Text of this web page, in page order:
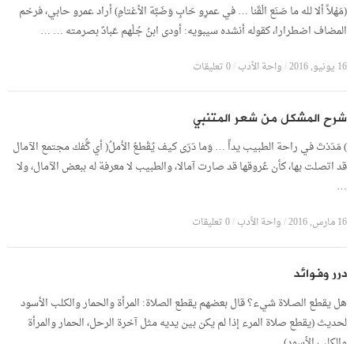
(مَهْلاً ألا لله ما صَنَع الْقَنا … في عمرِو حَابِ وَضَبَّة الأغتامِ) أراد عمرو حابي، فرخم
المضاف اضطرارا، كقوله أنشده سيبويه: أودى ابنُ جُلْهم عَبادٌ بصرمته … …
16 يونيو, 2016 /واحة الأدب/0 تعليقات
شرح المشكل من شعر المتنبي
) مَدَدْتَ في راحة الطبيب يداً … وَما دَرَى كيف يُقْطعُ الأملُ( أي كُّفك مجتمع الآمال
قد اتصلت بها، كأن عُروقها قد صارت آمالا، والطبيب لا معرفة له ببعض الآمال، ولا
…
16 مارس, 2016 /واحة الأدب/0 تعليقات
درر وفوائد
هل يقطع الصـلاة شيء؟ قال بعضهم يقطع الصلاة: المرأة والحمار والكلب الأسود
لحديث (يقطع صلاة المرء إذا لم يكن بين يديه مثل آخرة الرحل، الحمار والمرأة